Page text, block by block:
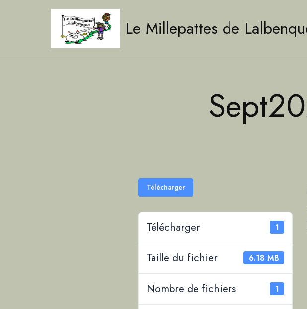
Le Millepattes de
Télécharger
Télécharger 1
Taille du fichier 6.18 MB
Nombre de fichiers 1